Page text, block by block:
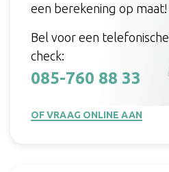
een berekening op maat!
Bel voor een telefonische
check:
085-760 88 33
OF VRAAG ONLINE AAN